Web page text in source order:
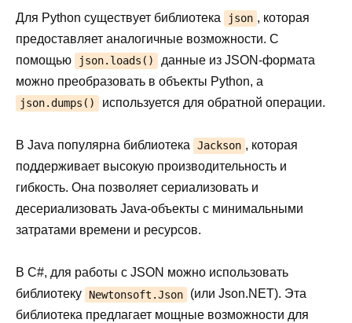
Для Python существует библиотека json , которая
предоставляет аналогичные возможности. С
помощью
json.loads()
данные из JSON-формата
можно преобразовать в объекты Python, а
json.dumps() используется для обратной операции.
В Java популярна библиотека Jackson , которая
поддерживает высокую производительность и
гибкость. Она позволяет сериализовать и
десериализовать Java-объекты с минимальными
затратами времени и ресурсов.
В C#, для работы с JSON можно использовать
библиотеку
Newtonsoft.Json
(или Json.NET). Эта
библиотека предлагает мощные возможности для